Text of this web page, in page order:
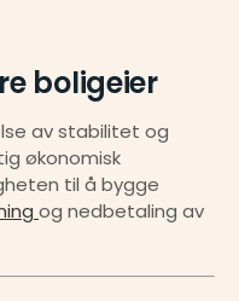
boligeier
av stabilitet og
og nedbetaling av